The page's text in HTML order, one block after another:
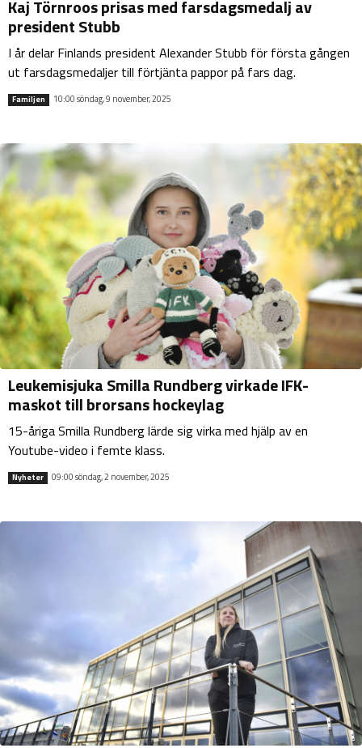
Kaj Törnroos prisas med farsdagsmedalj av
president Stubb
I år delar Finlands president Alexander Stubb för första gången
ut farsdagsmedaljer till förtjänta pappor på fars dag.
Familjen 10:00 söndag, 9 november, 2025
Leukemisjuka Smilla Rundberg virkade IFK-
maskot till brorsans hockeylag
15-åriga Smilla Rundberg lärde sig virka med hjälp av en
Youtube-video i femte klass.
Nyheter 09:00 söndag, 2 november, 2025